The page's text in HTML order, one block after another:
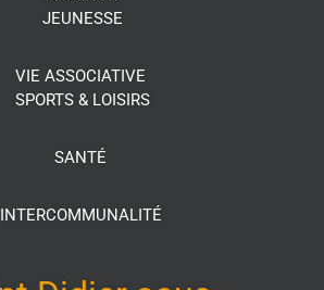
JEUNESSE
VIE ASSOCIATIVE
SPORTS & LOISIRS
SANTÉ
INTERCOMMUNALITÉ